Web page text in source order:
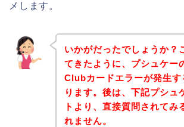
メします。
いかがだったでしょうか？
てきたように、プシュケー
Clubカードエラーが発生す
ります。後は、下記プシュ
トより、直接質問されてみ
れません。